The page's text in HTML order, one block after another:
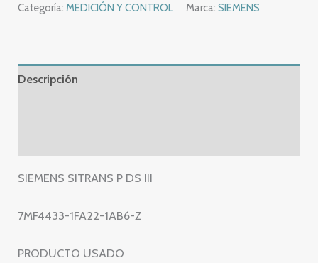
P
-
7MF4433-
7MF4433
1AB6
cantidad
Categoría: MEDICIÓN Y CONTROL Marca:SIEMENS
Descripción
SIEMENS SITRANS P DS III
7MF4433-1FA22-1AB6-Z
PRODUCTO USADO